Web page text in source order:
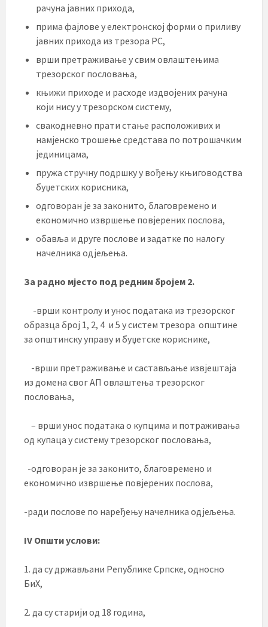
рачуна јавних прихода,
прима фајлове у електронској форми о приливу
јавних прихода из трезора РС,
врши претраживање у свим овлаштењима
трезорског пословања,
књижи приходе и расходе издвојених рачуна
који нису у трезорском систему,
свакодневно прати стање расположивих и
намјенско трошење средстава по потрошачким
јединицама,
пружа стручну подршку у вођењу књиговодства
буџетских корисника,
одговоран је за законито, благовремено и
економично извршење повјерених послова,
обавља и друге послове и задатке по налогу
начелника одјељења.
За радно мјесто под редним бројем 2.
-врши контролу и унос података из трезорског
образца број 1, 2, 4 и 5 у систем трезора општине
за општинску управу и буџетске кориснике,
-врши претраживање и састављање извјештаја
из домена свог АП овлаштења трезорског
пословања,
– врши унос података о купцима и потраживања
од купаца у систему трезорског пословања,
-одговоран је за законито, благовремено и
економично извршење повјерених послова,
-ради послове по наређењу начелника одјељења.
IV Општи услови:
1. да су држављани Републике Српске, односно
БиХ,
2. да су старији од 18 година,